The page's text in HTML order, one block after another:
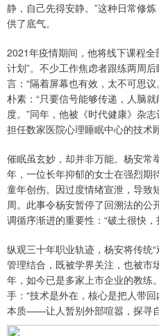
静，自己先得安静。”这种日常修
供了底气。
2021年疫情期间，他将线下课程
计划”。不少工作焦虑者跟练两周
言：“隔着屏幕也有效，太不可思
朴素：“只要信号能够传递，人脑
度。”同年，他被《时代健康》杂
担任数家医院心理睡眠中心的技术
催眠虽玄妙，却并非万能。杨安常
年，一位长年抑郁的女士在强烈期
童年创伤。因过度情绪宣泄，导致
周。此事令杨安暂停了回溯法的公
调循序渐进的重要性：“破土很快，
纵观三十年职业轨迹，杨安将传统
管理结合，既被学界关注，也被市
年，如今已是多家上市企业的教练
手：“技术是外在，核心是把人带
本质——让人暂别外部喧嚣，探寻